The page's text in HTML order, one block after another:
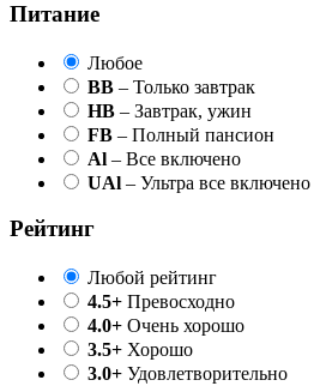
Питание
Любое
BB – Только завтрак
HB – Завтрак, ужин
FB – Полный пансион
Al – Все включено
UAl – Ультра все включено
Рейтинг
Любой рейтинг
4.5+ Превосходно
4.0+ Очень хорошо
3.5+ Хорошо
3.0+ Удовлетворительно